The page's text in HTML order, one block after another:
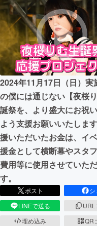
アート・写真
テクノロジー
映像・映画
ビジネス・起
まちづくり・
CAMPFIRE for
CAMPFIREふるさ
2024年11月17日（日）実
の僕には通じない【夜桜
誕祭を、より盛大にお祝
よう支援お願いいたしま
援いただいたお金は、イ
援金として横断幕やスタ
費用等に使用させていた
す。
ポスト
LINEで送る
URL
埋め込み
QR